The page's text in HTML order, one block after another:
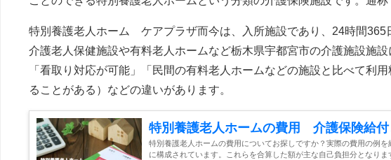
特別養護老人ホーム ケアプラザ而今は、入所施設であり、24時間365
介護老人保健施設や有料老人ホームなど栃木県宇都宮市の介護施設施
「看取り対応が可能」「民間の有料老人ホームなどの施設と比べて利
ることがある）などの違いがあります。
特別養護老人ホームの費用 介護保険給付
特別養護老人ホームの費用についてお探しですか？実際の費用の例
に構成されています。これらを合算した額が主な自己負担分となり